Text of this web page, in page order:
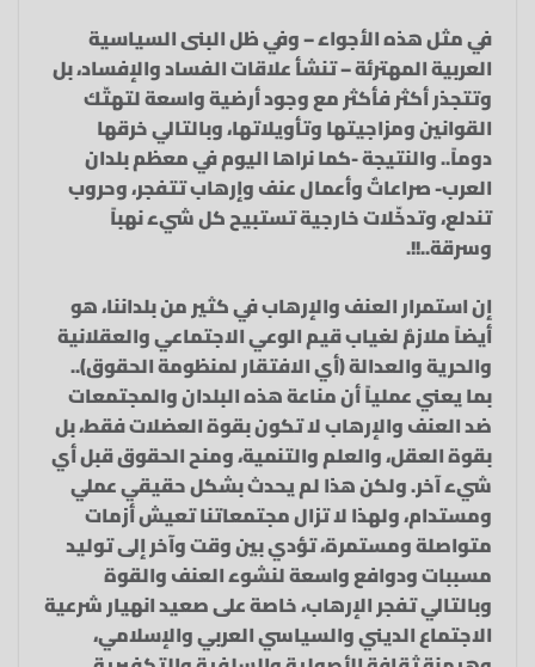
في مثل هذه الأجواء – وفي ظل البنى السياسية
العربية المهترئة – تنشأ علاقات الفساد والإفساد، بل
وتتجذر أكثر فأكثر مع وجود أرضية واسعة لتهتّك
القوانين ومزاجيتها وتأويلاتها، وبالتالي خرقها
دوماً.. والنتيجة -كما نراها اليوم في معظم بلدان
العرب- صراعاتٌ وأعمال عنف وإرهاب تتفجر، وحروب
تندلع، وتدخّلات خارجية تستبيح كل شيء نهباً
وسرقة..!!.
إن استمرار العنف والإرهاب في كثير من بلداننا، هو
أيضاً ملازمٌ لغياب قيم الوعي الاجتماعي والعقلانية
والحرية والعدالة (أي الافتقار لمنظومة الحقوق)..
بما يعني عملياً أن مناعة هذه البلدان والمجتمعات
ضد العنف والإرهاب لا تكون بقوة العضلات فقط، بل
بقوة العقل، والعلم والتنمية، ومنح الحقوق قبل أي
شيء آخر. ولكن هذا لم يحدث بشكل حقيقي عملي
ومستدام، ولهذا لا تزال مجتمعاتنا تعيش أزمات
متواصلة ومستمرة، تؤدي بين وقت وآخر إلى توليد
مسببات ودوافع واسعة لنشوء العنف والقوة
وبالتالي تفجر الإرهاب، خاصة على صعيد انهيار شرعية
الاجتماع الديني والسياسي العربي والإسلامي،